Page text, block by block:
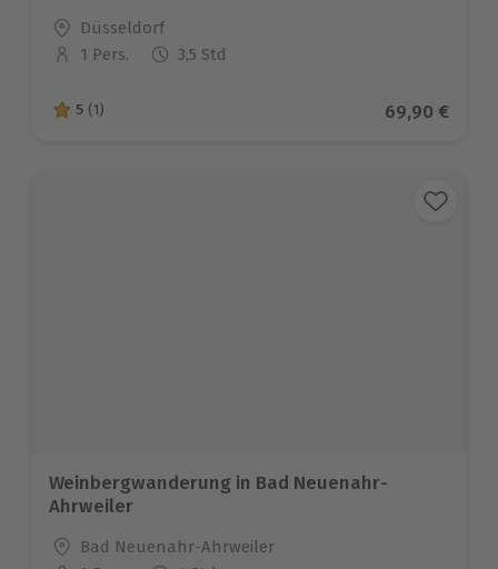
Standort
Düsseldorf
Anzahl der Teilnehmer
1 Pers. 3,5 Std
5 von 5 Sternen basierend auf 1 Bewertungen
5 (1) Aktueller
69,90 €
Weinbergwanderung in Bad Neuenahr-
Ahrweiler
Standort
Bad Neuenahr-Ahrweiler